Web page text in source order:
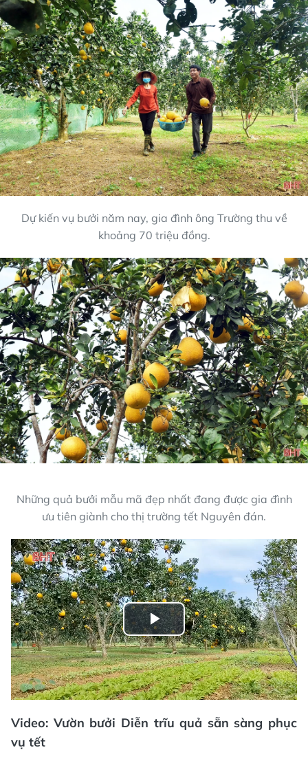
Dự kiến vụ bưởi năm nay, gia đình ông Trường thu về
khoảng 70 triệu đồng.
Những quả bưởi mẫu mã đẹp nhất đang được gia đình
ưu tiên giành cho thị trường tết Nguyên đán.
Play
Video
Video: Vườn bưởi Diễn trĩu quả sẵn sàng phục
vụ tết